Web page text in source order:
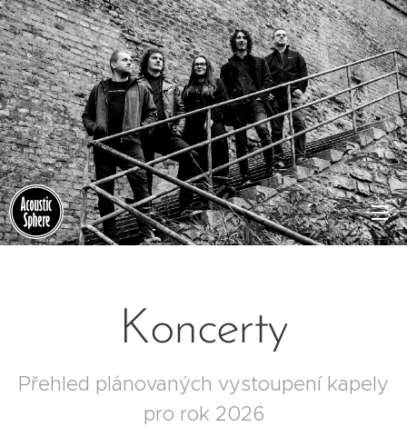
Koncerty
Přehled plánovaných vystoupení kapely
pro rok 2026